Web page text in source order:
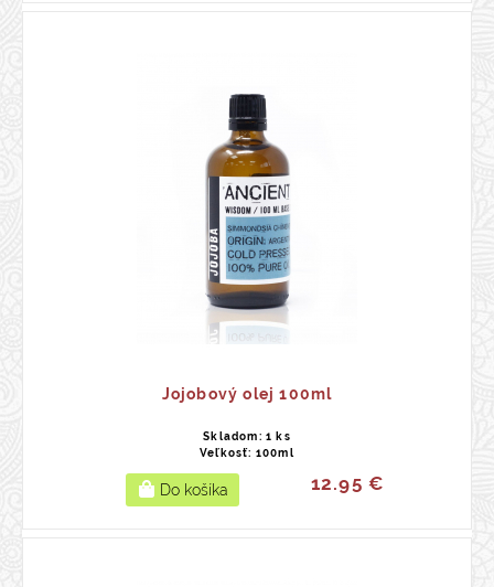
Jojobový olej 100ml
Skladom: 1 ks
Veľkosť: 100ml
12.95 €